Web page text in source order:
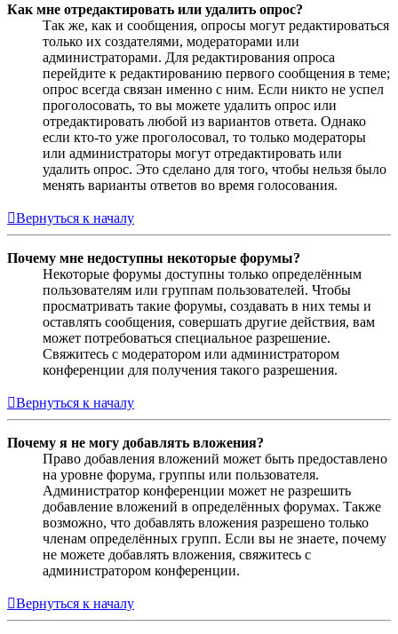
Как мне отредактировать или удалить опрос?
Так же, как и сообщения, опросы могут редактироваться
только их создателями, модераторами или
администраторами. Для редактирования опроса
перейдите к редактированию первого сообщения в теме;
опрос всегда связан именно с ним. Если никто не успел
проголосовать, то вы можете удалить опрос или
отредактировать любой из вариантов ответа. Однако
если кто-то уже проголосовал, то только модераторы
или администраторы могут отредактировать или
удалить опрос. Это сделано для того, чтобы нельзя было
менять варианты ответов во время голосования.
Вернуться к началу
Почему мне недоступны некоторые форумы?
Некоторые форумы доступны только определённым
пользователям или группам пользователей. Чтобы
просматривать такие форумы, создавать в них темы и
оставлять сообщения, совершать другие действия, вам
может потребоваться специальное разрешение.
Свяжитесь с модератором или администратором
конференции для получения такого разрешения.
Вернуться к началу
Почему я не могу добавлять вложения?
Право добавления вложений может быть предоставлено
на уровне форума, группы или пользователя.
Администратор конференции может не разрешить
добавление вложений в определённых форумах. Также
возможно, что добавлять вложения разрешено только
членам определённых групп. Если вы не знаете, почему
не можете добавлять вложения, свяжитесь с
администратором конференции.
Вернуться к началу